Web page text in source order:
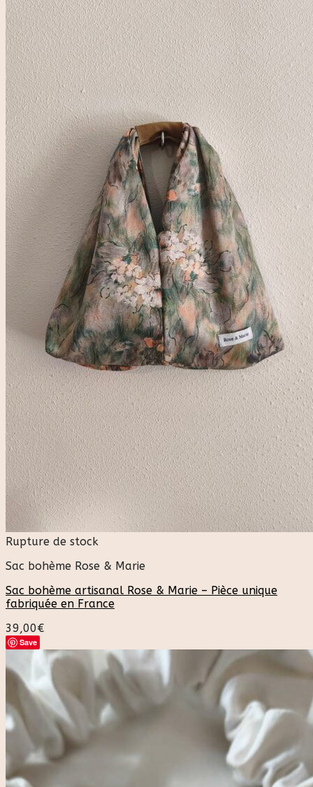
Rupture de stock
Sac bohème Rose & Marie
Sac bohème artisanal Rose & Marie – Pièce unique
fabriquée en France
39,00€
Save